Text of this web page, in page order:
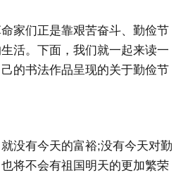
家们正是靠艰苦奋斗、勤俭节
活。下面，我们就一起来读一
的书法作品呈现的关于勤俭节
没有今天的富裕;没有今天对勤
将不会有祖国明天的更加繁荣